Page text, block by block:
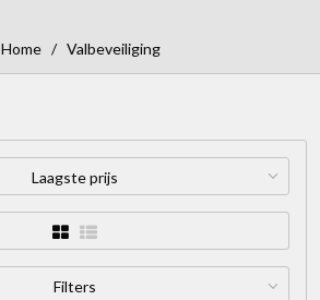
Home / Valbeveiliging
Laagste prijs
Filters